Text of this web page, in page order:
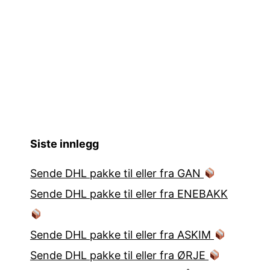
Siste innlegg
Sende DHL pakke til eller fra GAN
Sende DHL pakke til eller fra ENEBAKK
Sende DHL pakke til eller fra ASKIM
Sende DHL pakke til eller fra ØRJE